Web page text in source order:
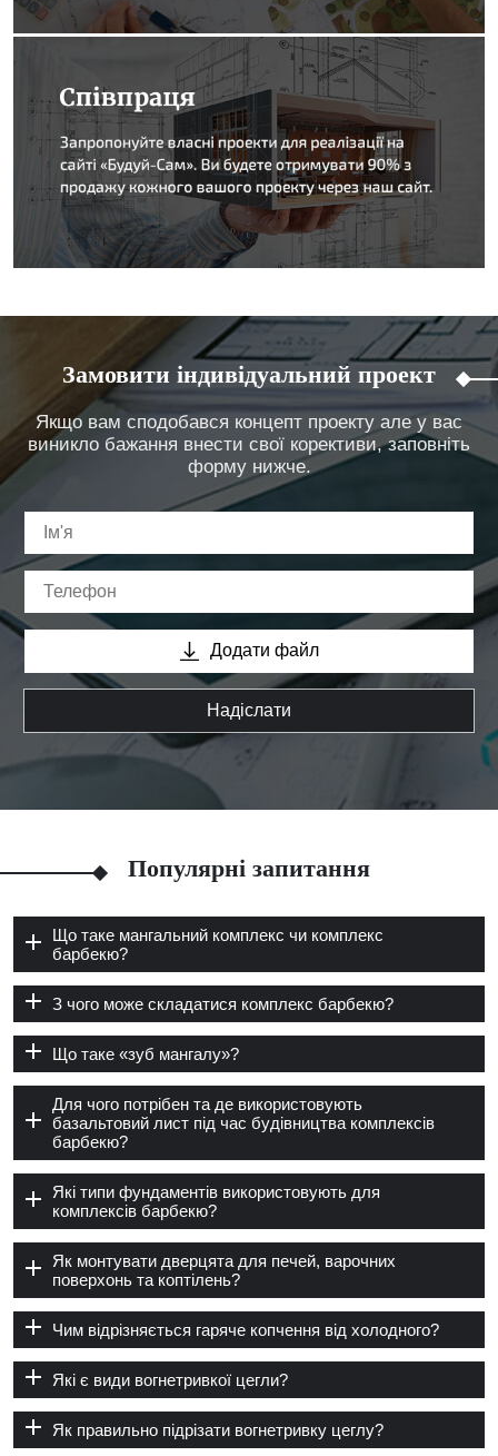
Замовити індивідуальний проект
Якщо вам сподобався концепт проекту але у вас
виникло бажання внести свої корективи, заповніть
форму нижче.
Додати файл
Надіслати
Популярні запитання
Що таке мангальний комплекс чи комплекс
барбекю?
З чого може складатися комплекс барбекю?
Що таке «зуб мангалу»?
Для чого потрібен та де використовують
базальтовий лист під час будівництва комплексів
барбекю?
Які типи фундаментів використовують для
комплексів барбекю?
Як монтувати дверцята для печей, варочних
поверхонь та коптілень?
Чим відрізняється гаряче копчення від холодного?
Які є види вогнетривкої цегли?
Як правильно підрізати вогнетривку цеглу?